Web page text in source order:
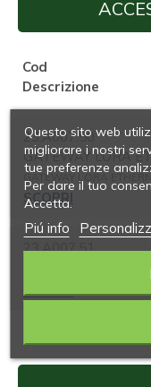
Cod
Descrizione
23.A007.50
GATEWAY LORA
GATEWAY LORA
SCOPRI
23.A007.51
MICRO GATEWAY
SCOPRI
Questo sito web
migliorare i nostri
tue preferenze
Per dare il tuo
Accetta.
Piú info